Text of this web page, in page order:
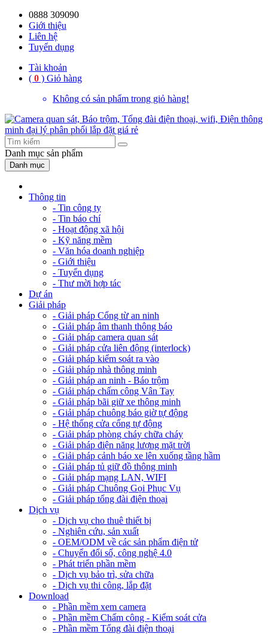
0888 309090
Giới thiệu
Liên hệ
Tuyển dụng
Tài khoản
( 0 ) Giỏ hàng
Không có sản phẩm trong giỏ hàng!
Danh mục sản phẩm
Danh mục
Thông tin
- Tin công ty
- Tin báo chí
- Hoạt động xã hội
- Kỹ năng mềm
- Văn hóa doanh nghiệp
- Giới thiệu
- Tuyển dụng
- Thư mời hợp tác
Dự án
Giải pháp
- Giải pháp Cổng từ an ninh
- Giải pháp âm thanh thông báo
- Giải pháp camera quan sát
- Giải pháp cửa liên động (interlock)
- Giải pháp kiểm soát ra vào
- Giải pháp nhà thông minh
- Giải pháp an ninh - Báo trộm
- Giải pháp chấm công Vân Tay
- Giải pháp bãi giữ xe thông minh
- Giải pháp chuông báo giờ tự động
- Hệ thống cửa cổng tự động
- Giải pháp phòng cháy chữa cháy
- Giải pháp điện năng lượng mặt trời
- Giải pháp cảnh báo xe lên xuống tầng hầm
- Giải pháp tủ giữ đồ thông minh
- Giải pháp mạng LAN, WIFI
- Giải pháp Chuông Gọi Phục Vụ
- Giải pháp tổng đài điện thoại
Dịch vụ
- Dịch vụ cho thuê thiết bị
- Nghiên cứu, sản xuất
- OEM/ODM về các sản phẩm điện tử
- Chuyển đổi số, công nghệ 4.0
- Phát triển phần mềm
- Dịch vụ bảo trì, sửa chữa
- Dịch vụ thi công, lắp đặt
Download
- Phần mềm xem camera
- Phần mềm Chấm công - Kiểm soát cửa
- Phần mềm Tổng đài điện thoại